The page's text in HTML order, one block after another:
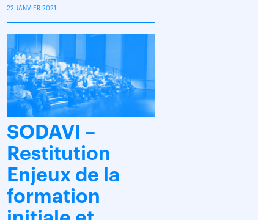
22 JANVIER 2021
SODAVI –
Restitution
Enjeux de la
formation